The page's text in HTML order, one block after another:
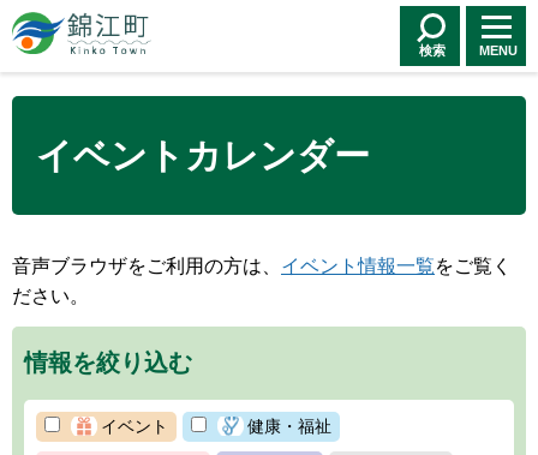
錦江町 Kinko
Town
検索 MENU
イベントカレンダー
音声ブラウザをご利用の方は、 イベント情報一覧をご覧く
ださい。
情報を絞り込む
イベント 健康・福祉